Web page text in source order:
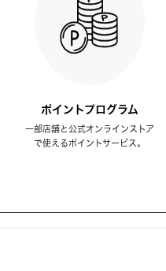
ポイントプログラム
一部店舗と公式オンラインストア
で使えるポイントサービス。